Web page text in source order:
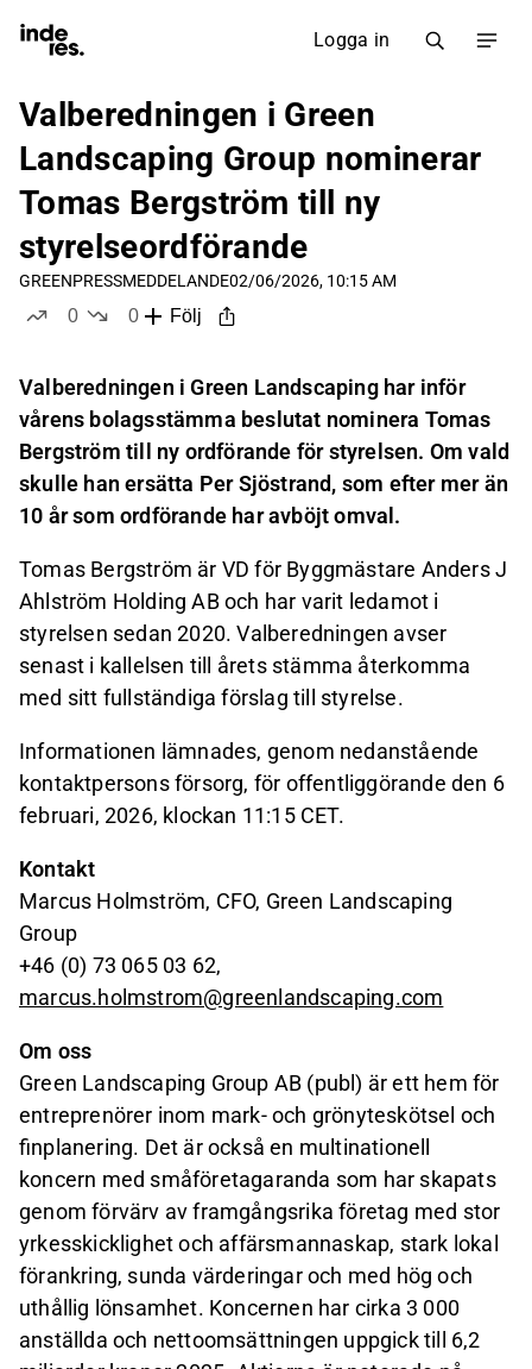
Logga in
Valberedningen i Green
Landscaping Group nominerar
Tomas Bergström till ny
styrelseordförande
GREENPRESSMEDDELANDE02/06/2026, 10:15 AM
0
0
Följ
Valberedningen i Green Landscaping har inför
vårens bolagsstämma beslutat nominera Tomas
Bergström till ny ordförande för styrelsen. Om vald
skulle han ersätta Per Sjöstrand, som efter mer än
10 år som ordförande har avböjt omval.
Tomas Bergström är VD för Byggmästare Anders J
Ahlström Holding AB och har varit ledamot i
styrelsen sedan 2020. Valberedningen avser
senast i kallelsen till årets stämma återkomma
med sitt fullständiga förslag till styrelse.
Informationen lämnades, genom nedanstående
kontaktpersons försorg, för offentliggörande den 6
februari, 2026, klockan 11:15 CET.
Kontakt
Marcus Holmström, CFO, Green Landscaping
Group
+46 (0) 73 065 03 62,
marcus.holmstrom@greenlandscaping.com
Om oss
Green Landscaping Group AB (publ) är ett hem för
entreprenörer inom mark- och grönyteskötsel och
finplanering. Det är också en multinationell
koncern med småföretagaranda som har skapats
genom förvärv av framgångsrika företag med stor
yrkesskicklighet och affärsmannaskap, stark lokal
förankring, sunda värderingar och med hög och
uthållig lönsamhet. Koncernen har cirka 3 000
anställda och nettoomsättningen uppgick till 6,2